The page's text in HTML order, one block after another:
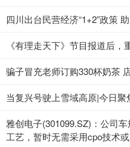
四川出台民营经济“1+2”政策
《有理走天下》节目报道后，
当复兴号驶上雪域高原|今日聚
雅创电子(301099.SZ)：公司
工艺，暂时无需采用cpo技术